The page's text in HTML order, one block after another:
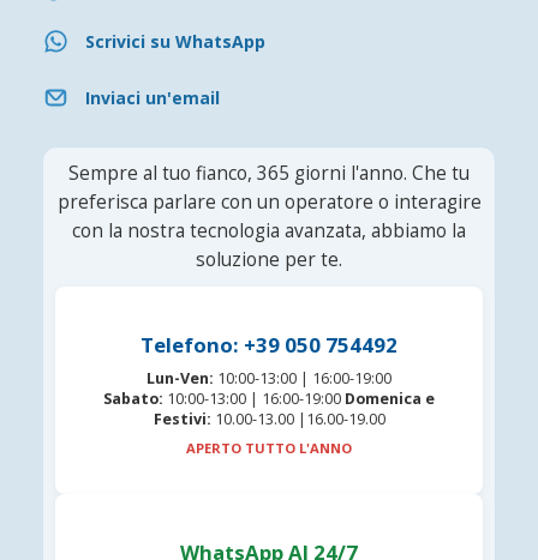
Scrivici su WhatsApp
Inviaci un'email
Sempre al tuo fianco, 365 giorni l'anno. Che tu
preferisca parlare con un operatore o interagire
con la nostra tecnologia avanzata, abbiamo la
soluzione per te.
Telefono: +39 050 754492
Lun-Ven: 10:00-13:00 | 16:00-19:00
Sabato: 10:00-13:00 | 16:00-19:00 Domenica e
Festivi: 10.00-13.00 |16.00-19.00
APERTO TUTTO L'ANNO
WhatsApp AI 24/7